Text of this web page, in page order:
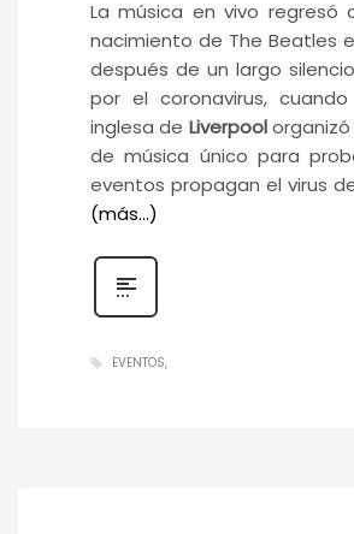
La música en vivo regresó
nacimiento de The Beatles
después de un largo
por el coronavirus,
inglesa de Liverpoolorganizó
de música único para
eventos propagan el virus
(más…)
EVENTOS